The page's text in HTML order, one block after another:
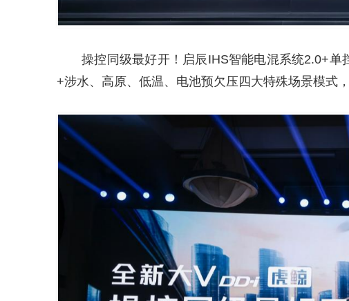
操控同级最好开！启辰IHS智能电混系统2.0+
+涉水、高原、低温、电池预欠压四大特殊场景模式